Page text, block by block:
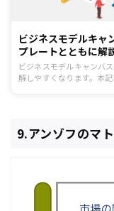
ビジネスモデルキャ
プレートとともに解
ビジネスモデルキャンバ
解しやすくなります。本
9.アンゾフのマ